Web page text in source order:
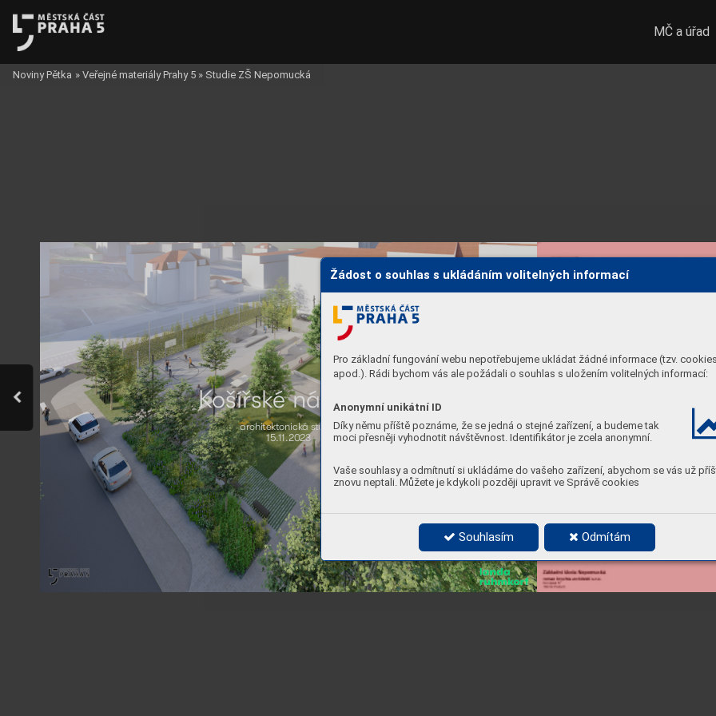
Žádost o souhlas s ukládáním volitelných informací
Pro základní fungování webu nepotřebujeme ukládat žádné informace (tzv.
apod.). Rádi bychom vás ale požádali o souhlas s uložením volitelných informací:
Anonymní unikátní ID
Díky němu příště poznáme, že se jedná o stejné zařízení, a budeme tak
moci přesněji vyhodnotit návštěvnost. Identifikátor je zcela anonymní.
Vaše souhlasy a odmítnutí si ukládáme do vašeho zařízení, abychom se vás už
znovu neptali. Můžete je kdykoli později upravit ve Správě cookies
Souhlasím Odmítám
Košířské náměstí
architektonická studie
15.11.2023
MČ a úřad
Noviny Pětka » Veřejné materiály Prahy 5 » Studie ZŠ Nepomucká